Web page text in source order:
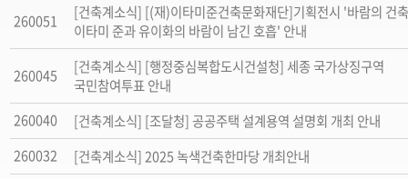
260051
[건축계소식] [(재)이타미준건축문화재단]기획전시 '바람의 건
이타미 준과 유이화의 바람이 남긴 호흡' 안내
260045
[건축계소식] [행정중심복합도시건설청] 세종 국가상징구역
국민참여투표 안내
260040
[건축계소식] [조달청] 공공주택 설계용역 설명회 개최 안내
260032
[건축계소식] 2025 녹색건축한마당 개최안내